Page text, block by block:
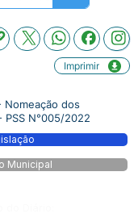
Imprimir
Nomeação dos
PSS N°005/2022
Municipal